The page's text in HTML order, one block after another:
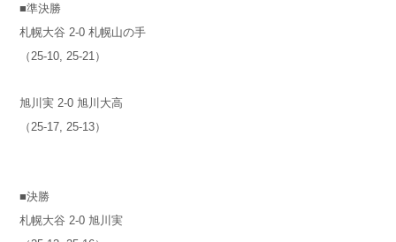
■準決勝
札幌大谷 2-0 札幌山の手
（25-10, 25-21）
旭川実 2-0 旭川大高
（25-17, 25-13）
■決勝
札幌大谷 2-0 旭川実